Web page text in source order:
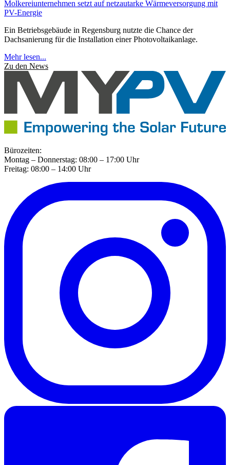
Molkereiunternehmen setzt auf netzautarke Wärmeversorgung mit
PV-Energie
Ein Betriebsgebäude in Regensburg nutzte die Chance der
Dachsanierung für die Installation einer Photovoltaikanlage.
Mehr lesen...
Zu den News
Bürozeiten:
Montag – Donnerstag: 08:00 – 17:00 Uhr
Freitag: 08:00 – 14:00 Uhr